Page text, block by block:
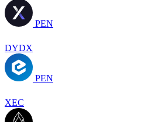
PEN
DYDX
PEN
XEC